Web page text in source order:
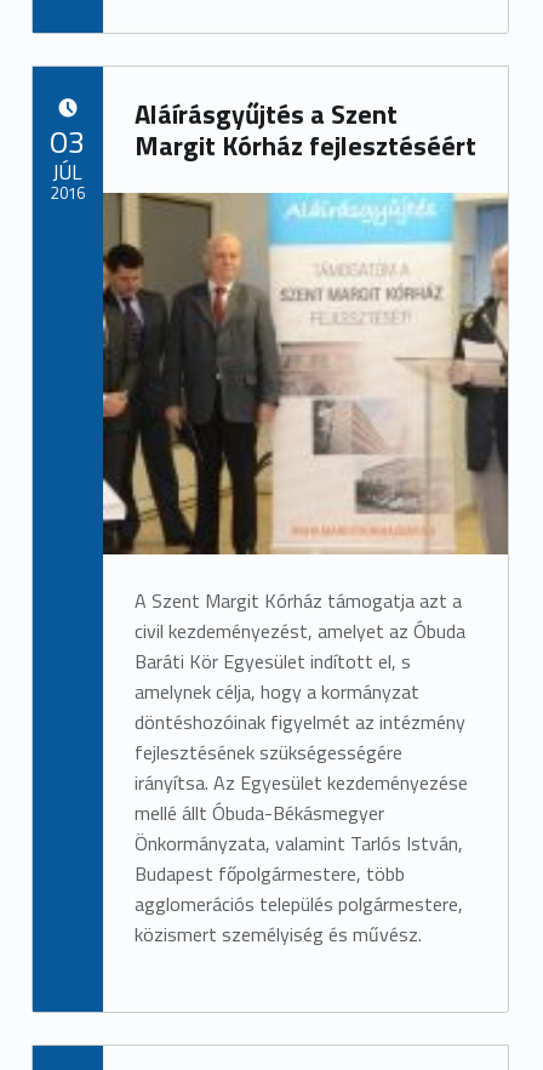
Aláírásgyűjtés a Szent
Margit Kórház fejlesztéséért
A Szent Margit Kórház támogatja azt a
civil kezdeményezést, amelyet az Óbuda
Baráti Kör Egyesület indított el, s
amelynek célja, hogy a kormányzat
döntéshozóinak figyelmét az intézmény
fejlesztésének szükségességére
irányítsa. Az Egyesület kezdeményezése
mellé állt Óbuda-Békásmegyer
Önkormányzata, valamint Tarlós István,
Budapest főpolgármestere, több
agglomerációs település polgármestere,
közismert személyiség és művész.
03
JÚL
2016